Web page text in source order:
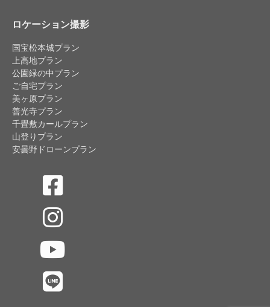
ロケーション撮影
国宝松本城プラン
上高地プラン
公園緑の中プラン
ご自宅プラン
美ヶ原プラン
善光寺プラン
千畳敷カールプラン
山登りプラン
安曇野ドローンプラン